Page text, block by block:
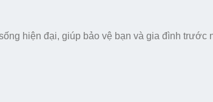
hiện đại, giúp bảo vệ bạn và gia đình trước